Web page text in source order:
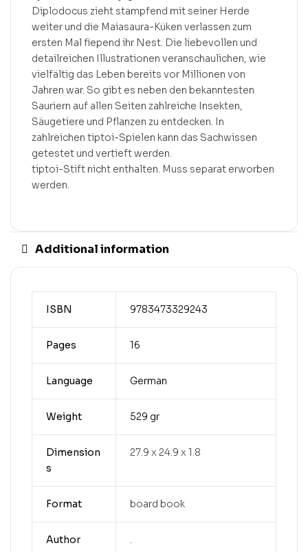
Diplodocus zieht stampfend mit seiner Herde
weiter und die Maiasaura-Küken verlassen zum
ersten Mal fiepend ihr Nest. Die liebevollen und
detailreichen Illustrationen veranschaulichen, wie
vielfältig das Leben bereits vor Millionen von
Jahren war. So gibt es neben den bekanntesten
Sauriern auf allen Seiten zahlreiche Insekten,
Säugetiere und Pflanzen zu entdecken. In
zahlreichen tiptoi-Spielen kann das Sachwissen
getestet und vertieft werden.
tiptoi-Stift nicht enthalten. Muss separat erworben
werden.
Additional information
ISBN 9783473329243
Pages 16
Language German
Weight 529 gr
Dimension
s
27.9 x 24.9 x 1.8
Format board book
Author .